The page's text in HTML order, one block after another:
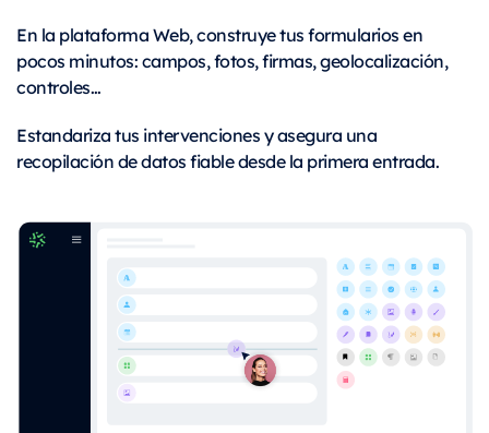
En la plataforma Web, construye tus formularios en
pocos minutos: campos, fotos, firmas, geolocalización,
controles…
Estandariza tus intervenciones y asegura una
recopilación de datos fiable desde la primera entrada.